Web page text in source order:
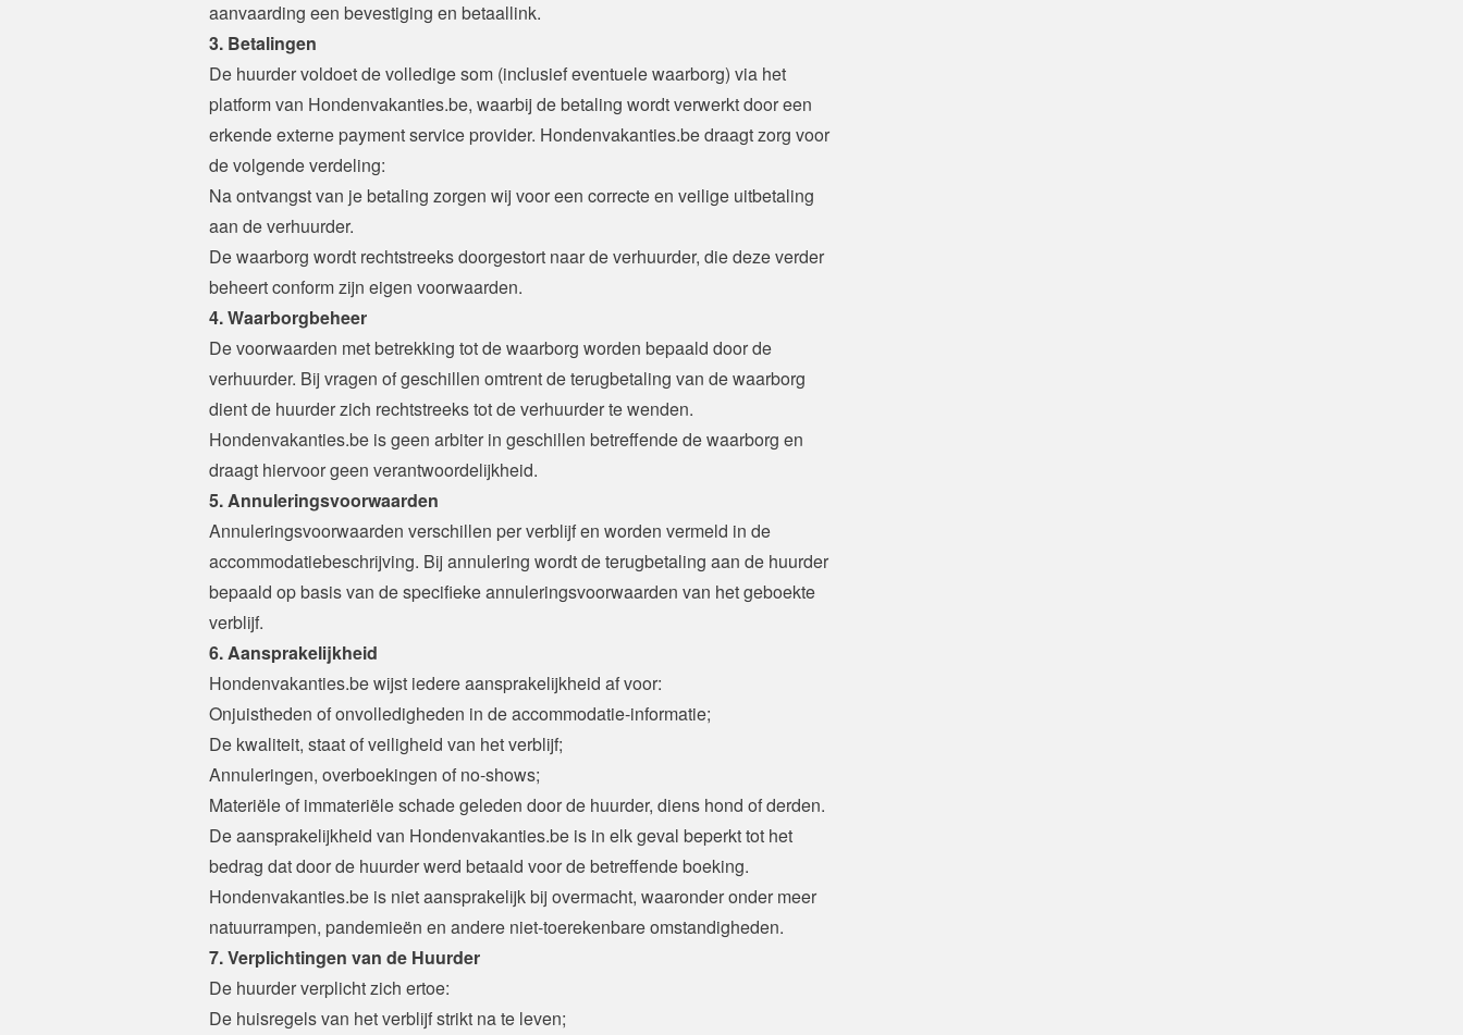
aanvaarding een bevestiging en betaallink.
3. Betalingen
De huurder voldoet de volledige som (inclusief eventuele waarborg) via het
platform van Hondenvakanties.be, waarbij de betaling wordt verwerkt door een
erkende externe payment service provider. Hondenvakanties.be draagt zorg voor
de volgende verdeling:
Na ontvangst van je betaling zorgen wij voor een correcte en veilige uitbetaling
aan de verhuurder.
De waarborg wordt rechtstreeks doorgestort naar de verhuurder, die deze verder
beheert conform zijn eigen voorwaarden.
4. Waarborgbeheer
De voorwaarden met betrekking tot de waarborg worden bepaald door de
verhuurder. Bij vragen of geschillen omtrent de terugbetaling van de waarborg
dient de huurder zich rechtstreeks tot de verhuurder te wenden.
Hondenvakanties.be is geen arbiter in geschillen betreffende de waarborg en
draagt hiervoor geen verantwoordelijkheid.
5. Annuleringsvoorwaarden
Annuleringsvoorwaarden verschillen per verblijf en worden vermeld in de
accommodatiebeschrijving. Bij annulering wordt de terugbetaling aan de huurder
bepaald op basis van de specifieke annuleringsvoorwaarden van het geboekte
verblijf.
6. Aansprakelijkheid
Hondenvakanties.be wijst iedere aansprakelijkheid af voor:
Onjuistheden of onvolledigheden in de accommodatie-informatie;
De kwaliteit, staat of veiligheid van het verblijf;
Annuleringen, overboekingen of no-shows;
Materiële of immateriële schade geleden door de huurder, diens hond of derden.
De aansprakelijkheid van Hondenvakanties.be is in elk geval beperkt tot het
bedrag dat door de huurder werd betaald voor de betreffende boeking.
Hondenvakanties.be is niet aansprakelijk bij overmacht, waaronder onder meer
natuurrampen, pandemieën en andere niet-toerekenbare omstandigheden.
7. Verplichtingen van de Huurder
De huurder verplicht zich ertoe:
De huisregels van het verblijf strikt na te leven;